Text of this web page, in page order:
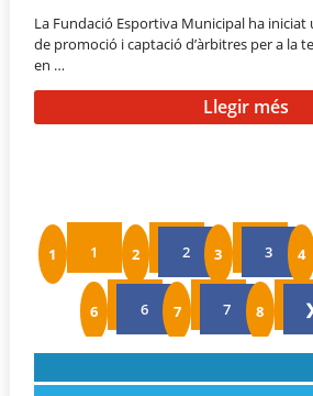
La Fundació Esportiva Municipal ha
de promoció i captació d’àrbitres per a la
en …
Llegir més
1 2 3
6 7